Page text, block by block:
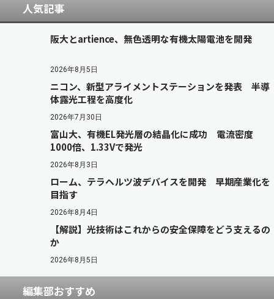
人気記事
阪大とartience、無色透明な有機太陽電池を開発
2026年8月5日
ニコン、新型アライメントステーションを発表 半導
体露光工程を高度化
2026年7月30日
富山大、有機EL発光層の結晶化に成功 電流密度
1000倍、1.33Vで発光
2026年8月3日
ローム、テラヘルツ波デバイスを開発 早期産業化を
目指す
2026年8月4日
【解説】光技術はこれからの安全保障をどう支えるの
か
2026年8月5日
編集部おすすめ